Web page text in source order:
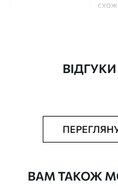
Додатково
ВАМ ТАКОЖ